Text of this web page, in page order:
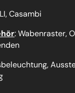
Casambi
: Wabenraster,